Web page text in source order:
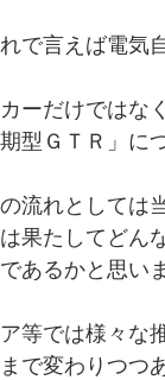
で言えば電気
ーだけではな
型ＧＴＲ」に
流れとしては
果たしてど
あるかと思い
等では様々な
で変わりつつ